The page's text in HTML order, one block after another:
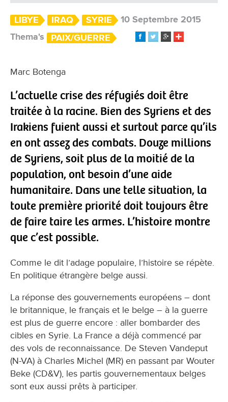
LIBYE IRAQ SYRIE
10 Septembre 2015
Thema's
PAIX/GUERRE
Marc Botenga
L’actuelle crise des réfugiés doit être
traitée à la racine. Bien des Syriens et des
Irakiens fuient aussi et surtout parce qu’ils
en ont assez des combats. Douze millions
de Syriens, soit plus de la moitié de la
population, ont besoin d’une aide
humanitaire. Dans une telle situation, la
toute première priorité doit toujours être
de faire taire les armes. L’histoire montre
que c’est possible.
Comme le dit l’adage populaire, l’histoire se répète.
En politique étrangère belge aussi.
La réponse des gouvernements européens – dont
le britannique, le français et le belge – à la guerre
est plus de guerre encore : aller bombarder des
cibles en Syrie. La France a déjà commencé par
des vols de reconnaissance. De Steven Vandeput
(N-VA) à Charles Michel (MR) en passant par Wouter
Beke (CD&V), les partis gouvernementaux belges
sont eux aussi prêts à participer.